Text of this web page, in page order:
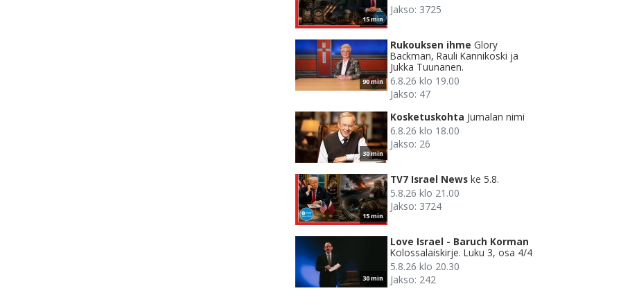
15 min
Jakso: 3725
90 min
Rukouksen ihme Glory
Backman, Rauli Kannikoski ja
Jukka Tuunanen.
6.8.26 klo 19.00
Jakso: 47
30 min
Kosketuskohta Jumalan nimi
6.8.26 klo 18.00
Jakso: 26
15 min
TV7 Israel News ke 5.8.
5.8.26 klo 21.00
Jakso: 3724
30 min
Love Israel - Baruch Korman
Kolossalaiskirje. Luku 3, osa 4/4
5.8.26 klo 20.30
Jakso: 242